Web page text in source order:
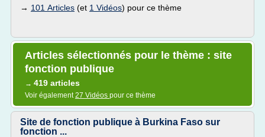
→ 101 Articles (et 1 Vidéos) pour ce thème
Articles sélectionnés pour le thème : site
fonction publique
→ 419 articles
Voir également27 Vidéos pour ce thème
Site de fonction publique à Burkina Faso sur
fonction ...